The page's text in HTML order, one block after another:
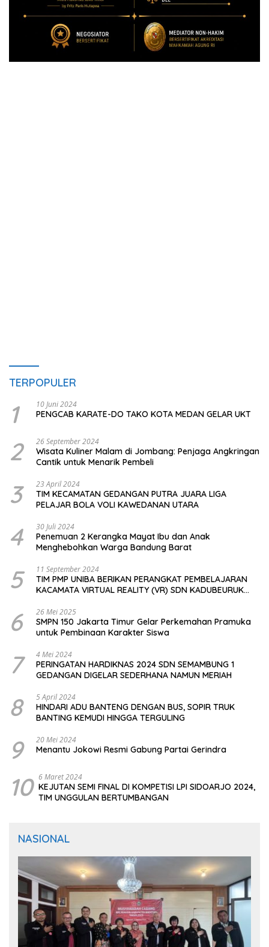
TERPOPULER
1 10 Juni 2024
PENGCAB KARATE-DO TAKO KOTA MEDAN GELAR UKT
2 26 September 2024
Wisata Kuliner Malam di Jombang: Penjaga Angkringan
Cantik untuk Menarik Pembeli
3 23 April 2024
TIM KECAMATAN GEDANGAN PUTRA JUARA LIGA
PELAJAR BOLA VOLI KAWEDANAN UTARA
4 30 Juli 2024
Penemuan 2 Kerangka Mayat Ibu dan Anak
Menghebohkan Warga Bandung Barat
5 11 September 2024
TIM PMP UNIBA BERIKAN PERANGKAT PEMBELAJARAN
KACAMATA VIRTUAL REALITY (VR) SDN KADUBEURUK
6 26 Mei 2025
SMPN 150 Jakarta Timur Gelar Perkemahan Pramuka
untuk Pembinaan Karakter Siswa
7 4 Mei 2024
PERINGATAN HARDIKNAS 2024 SDN SEMAMBUNG 1
GEDANGAN DIGELAR SEDERHANA NAMUN MERIAH
8 5 April 2024
HINDARI ADU BANTENG DENGAN BUS, SOPIR TRUK
BANTING KEMUDI HINGGA TERGULING
9 20 Mei 2024
Menantu Jokowi Resmi Gabung Partai Gerindra
10 6 Maret 2024
KEJUTAN SEMI FINAL DI KOMPETISI LPI SIDOARJO 2024,
TIM UNGGULAN BERTUMBANGAN
NASIONAL